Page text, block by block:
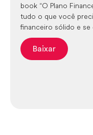
book “O Plano
tudo o que você
financeiro sólido e
Baixar